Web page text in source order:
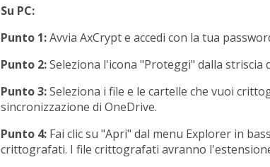
Su PC:
Punto 1:Avvia AxCrypt e accedi con la tua
Punto 2:Seleziona l'icona "Proteggi" dalla striscia
Punto 3:Seleziona i file e le cartelle che vuoi
sincronizzazione di OneDrive.
Punto 4: Fai clic su "Apri" dal menu Explorer in
crittografati. I file crittografati avranno